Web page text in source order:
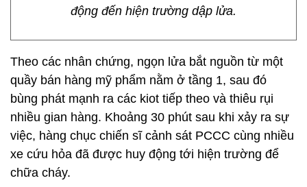
động đến hiện trường dập lửa.
Theo các nhân chứng, ngọn lửa bắt nguồn từ một
quầy bán hàng mỹ phẩm nằm ở tầng 1, sau đó
bùng phát mạnh ra các kiot tiếp theo và thiêu rụi
nhiều gian hàng. Khoảng 30 phút sau khi xảy ra sự
việc, hàng chục chiến sĩ cảnh sát PCCC cùng nhiều
xe cứu hỏa đã được huy động tới hiện trường để
chữa cháy.